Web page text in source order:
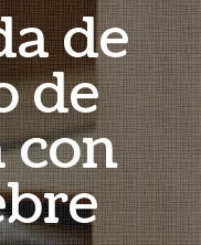
de
de
con